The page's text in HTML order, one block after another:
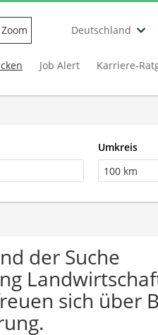
Deutschland
Job Alert Karriere-
Umkreis
100 km
der Suche
sich über